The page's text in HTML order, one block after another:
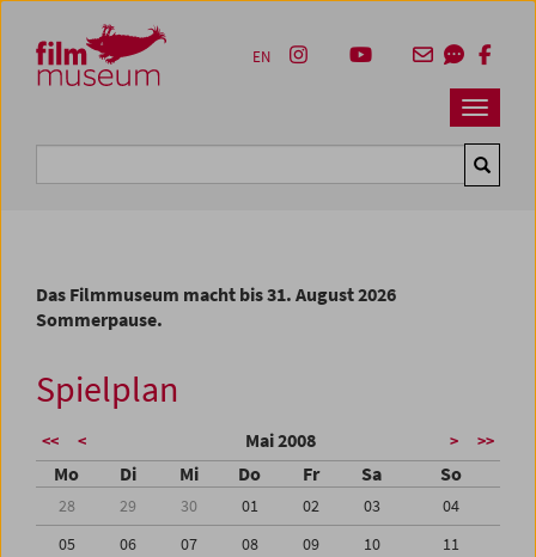
Zum Inhalt
Zum Hauptmenü
Zur Servicenavigation
Zum Suche
Navbar
EN
Das Filmmuseum macht bis 31. August 2026
Sommerpause.
Spielplan
<< < Mai 2008 > >>
Mo Di Mi Do Fr Sa So
28 29 30 01 02 03
04
05
06 07 08 09 10
11